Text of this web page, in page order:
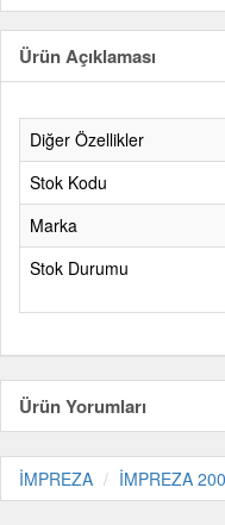
Ürün Açıklaması
Diğer Özellikler
Stok Kodu
Marka
Stok Durumu
Ürün Yorumları
İMPREZA İMPREZA